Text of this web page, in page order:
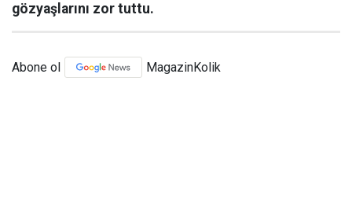
gözyaşlarını zor tuttu.
Abone ol MagazinKolik